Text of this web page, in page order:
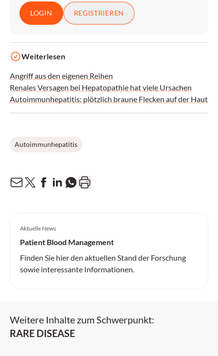
LOGIN REGISTRIEREN
Weiterlesen
Angriff aus den eigenen Reihen
Renales Versagen bei Hepatopathie hat viele Ursachen
Autoimmunhepatitis: plötzlich braune Flecken auf der Haut
Autoimmunhepatitis
Aktuelle News
Patient Blood Management
Finden Sie hier den aktuellen Stand der Forschung
sowie interessante Informationen.
Weitere Inhalte zum Schwerpunkt:
RARE DISEASE